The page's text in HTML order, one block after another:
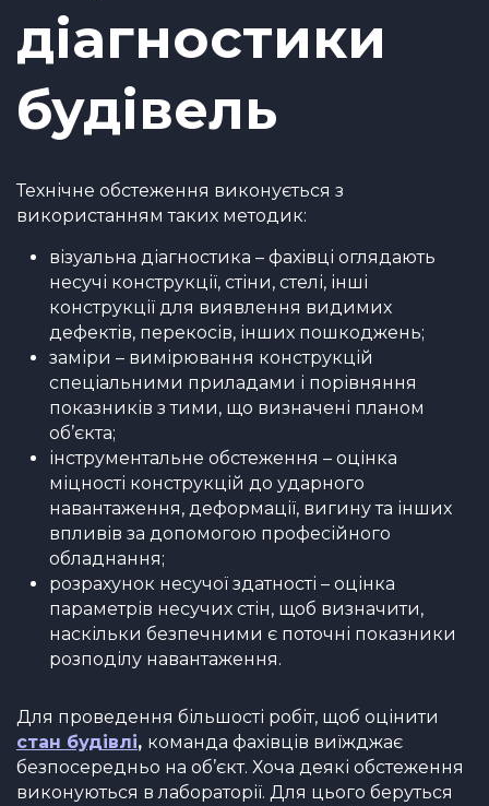
діагностики
будівель
Технічне обстеження виконується з
використанням таких методик:
візуальна діагностика – фахівці оглядають
несучі конструкції, стіни, стелі, інші
конструкції для виявлення видимих
дефектів, перекосів, інших пошкоджень;
заміри – вимірювання конструкцій
спеціальними приладами і порівняння
показників з тими, що визначені планом
об’єкта;
інструментальне обстеження – оцінка
міцності конструкцій до ударного
навантаження, деформації, вигину та інших
впливів за допомогою професійного
обладнання;
розрахунок несучої здатності – оцінка
параметрів несучих стін, щоб визначити,
наскільки безпечними є поточні показники
розподілу навантаження.
Для проведення більшості робіт, щоб оцінити
стан будівлі, команда фахівців виїжджає
безпосередньо на об’єкт. Хоча деякі обстеження
виконуються в лабораторії. Для цього беруться